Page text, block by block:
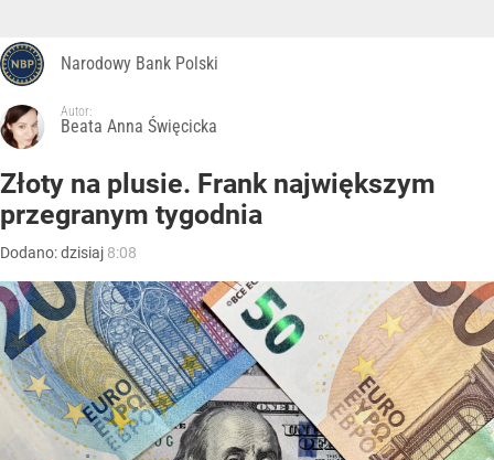
Narodowy Bank Polski
Autor:
Beata Anna Święcicka
Złoty na plusie. Frank największym
przegranym tygodnia
Dodano:dzisiaj 8:08